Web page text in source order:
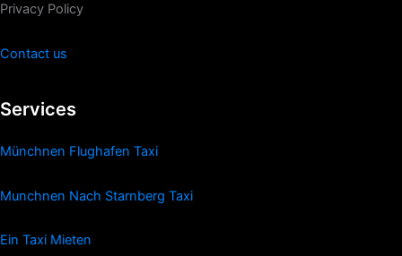
Privacy Policy
Contact us
Services
Münchnen Flughafen Taxi
Munchnen Nach Starnberg Taxi
Ein Taxi Mieten